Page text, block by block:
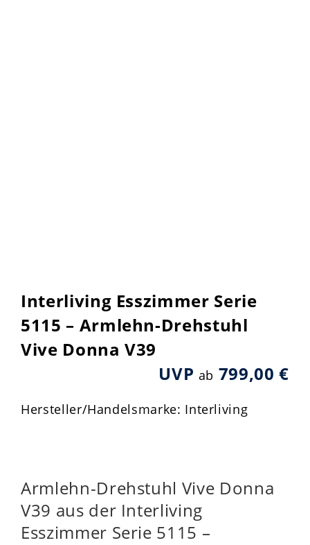
Interliving Esszimmer Serie
5115 – Armlehn-Drehstuhl
Vive Donna V39
UVP ab 799,00 €
Hersteller/Handelsmarke: Interliving
Armlehn-Drehstuhl Vive Donna
V39 aus der Interliving
Esszimmer Serie 5115 –